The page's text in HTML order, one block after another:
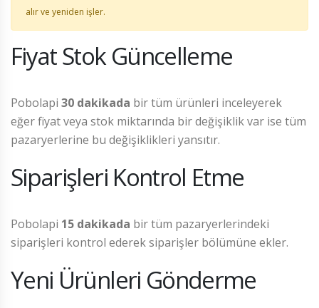
alır ve yeniden işler.
Fiyat Stok Güncelleme
Pobolapi 30 dakikada bir tüm ürünleri inceleyerek
eğer fiyat veya stok miktarında bir değişiklik var ise tüm
pazaryerlerine bu değişiklikleri yansıtır.
Siparişleri Kontrol Etme
Pobolapi 15 dakikada bir tüm pazaryerlerindeki
siparişleri kontrol ederek siparişler bölümüne ekler.
Yeni Ürünleri Gönderme